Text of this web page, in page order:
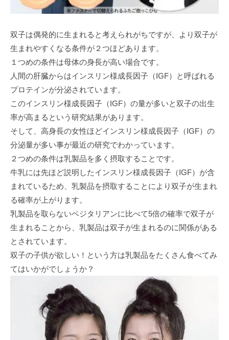
双子は偶発的に生まれると考えられがちですが、より双子が
生まれやすくなる条件が２つほどあります。
１つめの条件は母体の身長が高い場合です。
人間の肝臓からはインスリン様成長因子（IGF）と呼ばれる
プロテインが分泌されています。
このインスリン様成長因子（IGF）の量が多いと双子の出生
率が高まるという研究結果があります。
そして、高身長の女性ほどインスリン様成長因子（IGF）の
分泌量が多い事が最近の研究でわかっています。
２つめの条件は乳製品を多く摂取することです。
牛乳には先ほど説明したインスリン様成長因子（IGF）が含
まれているため、乳製品を摂取することにより双子が生まれ
る確率が上がります。
乳製品を取らないベジタリアンに比べて5倍の確率で双子が
生まれることから、乳製品は双子が生まれるのに関係がある
とされています。
双子の子供が欲しい！という方は乳製品をたくさん食べてみ
てはいかがでしょうか？